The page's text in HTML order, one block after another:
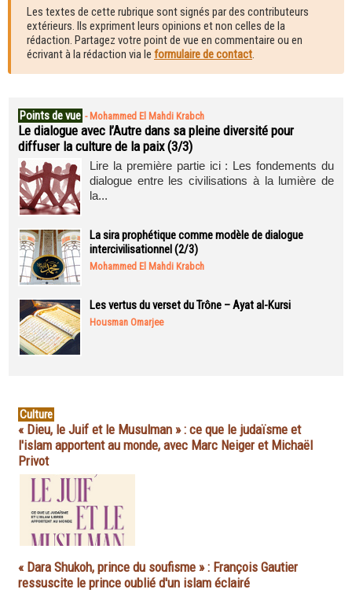
Les textes de cette rubrique sont signés par des contributeurs
extérieurs. Ils expriment leurs opinions et non celles de la
rédaction. Partagez votre point de vue en commentaire ou en
écrivant à la rédaction via le formulaire de contact.
Points de vue - Mohammed El Mahdi Krabch
Le dialogue avec l’Autre dans sa pleine diversité pour
diffuser la culture de la paix (3/3)
Lire la première partie ici : Les fondements du
dialogue entre les civilisations à la lumière de
la...
La sira prophétique comme modèle de dialogue
intercivilisationnel (2/3)
Mohammed El Mahdi Krabch
Les vertus du verset du Trône – Ayat al-Kursi
Housman Omarjee
Culture
« Dieu, le Juif et le Musulman » : ce que le judaïsme et
l'islam apportent au monde, avec Marc Neiger et Michaël
Privot
« Dara Shukoh, prince du soufisme » : François Gautier
ressuscite le prince oublié d'un islam éclairé